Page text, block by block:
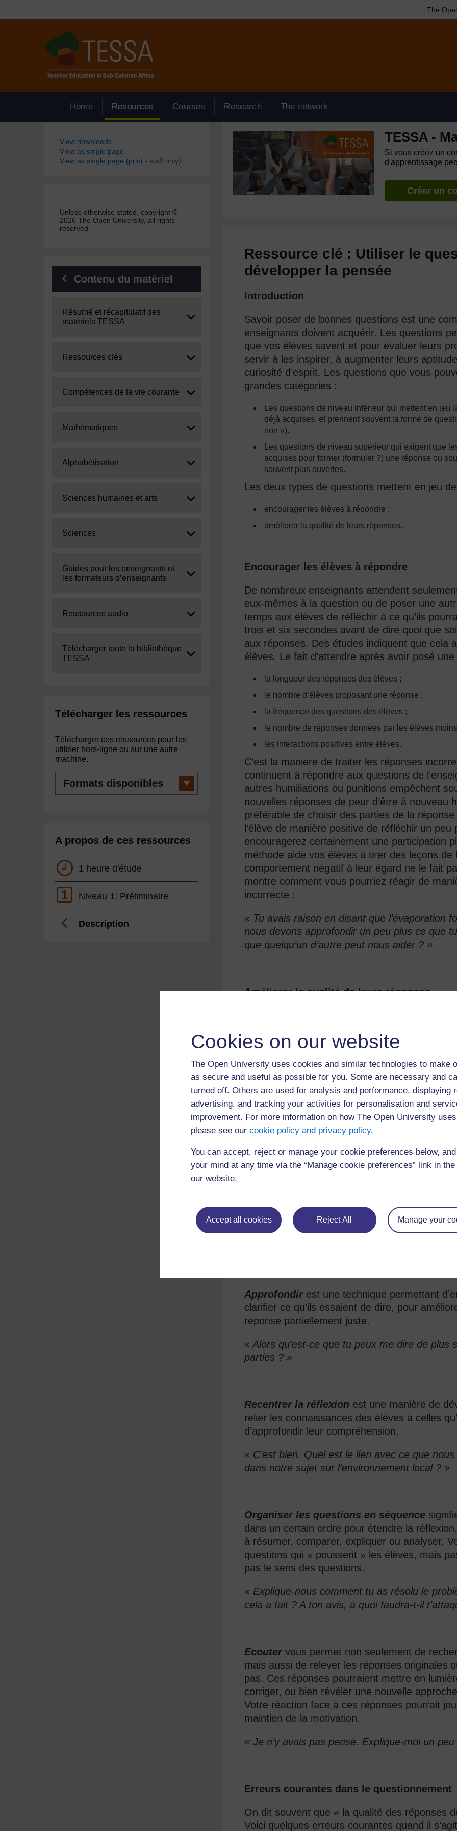
Cookies on our website
The Open University uses cookies and similar technologies to make
as secure and useful as possible for you. Some are necessary and
turned off. Others are used for analysis and performance, displaying
advertising, and tracking your activities for personalisation and
improvement. For more information on how The Open University
please see our cookie policy and privacy policy.
You can accept, reject or manage your cookie preferences below,
your mind at any time via the “Manage cookie preferences” link in
our website.
Accept all cookies Reject All Manage your
The
Home Resources Courses Research The network
Blocs
View downloads
View as single page
View as single page (print - staff only)
Unless otherwise stated, copyright ©
2026 The Open University, all rights
reserved.
Contenu du matériel
Expand
Résumé et récapitulatif des
matériels TESSA
Expand
Ressources clés
Expand
Compétences de la vie courante
Expand
Mathématiques
Expand
Alphabétisation
Expand
Sciences humaines et arts
Expand
Sciences
Expand
Guides pour les enseignants et
les formateurs d’enseignants
Expand
Ressources audio
Expand
Télécharger toute la bibliothèque
TESSA
Télécharger les ressources
Télécharger ces ressources pour les
utiliser hors-ligne ou sur une autre
machine.
disponibles
A propos de ces ressources
1 heure d'étude
1 Niveau 1: Préliminaire
Description
TESSA -
Si vous créez un
d'apprentissage
Créer un
Ressource clé : Utiliser le
développer la pensée
Introduction
Savoir poser de bonnes questions est une
enseignants doivent acquérir. Les questions
que vos élèves savent et pour évaluer leurs
servir à les inspirer, à augmenter leurs
curiosité d’esprit. Les questions que vous
grandes catégories :
Les questions de niveau inférieur qui mettent en
déjà acquises, et prennent souvent la forme de
non »).
Les questions de niveau supérieur qui exigent que
acquises pour former (formuler ?) une réponse ou
souvent plus ouvertes.
Les deux types de questions mettent en jeu
encourager les élèves à répondre ;
améliorer la qualité de leurs réponses.
Encourager les élèves à répondre
De nombreux enseignants attendent
eux-mêmes à la question ou de poser une
temps aux élèves de réfléchir à ce qu’ils
trois et six secondes avant de dire quoi que
aux réponses. Des études indiquent que cela
élèves. Le fait d’attendre après avoir posé
la longueur des réponses des élèves ;
le nombre d’élèves proposant une réponse ;
la fréquence des questions des élèves ;
le nombre de réponses données par les élèves
les interactions positives entre élèves.
C’est la manière de traiter les réponses
continuent à répondre aux questions de
autres humiliations ou punitions empêchent
nouvelles réponses de peur d’être à nouveau
préférable de choisir des parties de la
l’élève de manière positive de réfléchir un
encouragerez certainement une participation
méthode aide vos élèves à tirer des leçons de
comportement négatif à leur égard ne le fait
montre comment vous pourriez réagir de
incorrecte :
« Tu avais raison en disant que l’évaporation
nous devons approfondir un peu plus ce que
que quelqu’un d’autre peut nous aider ? »
Améliorer la qualité de leurs réponses
Le fait d’aider les élèves à réfléchir plus
leurs réponses est un aspect crucial de votre
mieux, vous devez pouvoir :
donner des indices ;
approfondir pour clarifier ;
renforcer les réponses en recentrant la réflexion ;
organiser les questions selon une séquence qui
écouter très soigneusement les réponses des
Donner des indicessignifie que vous ajoutez
développer et améliorer leurs réponses.
de la réponse et par fournir des informations,
donnez d’autres indices.
« Alors que se passerait-il si tu ajoutais un
Approfondir est une technique permettant
clarifier ce qu’ils essaient de dire, pour
réponse partiellement juste.
« Alors qu’est-ce que tu peux me dire de plus
parties ? »
Recentrer la réflexion est une manière de
relier les connaissances des élèves à celles
d’approfondir leur compréhension.
« C’est bien. Quel est le lien avec ce que
dans notre sujet sur l’environnement local ? »
Organiser les questions en séquence
dans un certain ordre pour étendre la
à résumer, comparer, expliquer ou analyser.
questions qui « poussent » les élèves, mais
pas le sens des questions.
« Explique-nous comment tu as résolu le
cela a fait ? A ton avis, à quoi faudra-t-il
Ecoutervous permet non seulement de
mais aussi de relever les réponses originales
pas. Ces réponses pourraient mettre en
corriger, ou bien révéler une nouvelle
Votre réaction face à ces réponses pourrait
maintien de la motivation.
« Je n’y avais pas pensé. Explique-moi un
Erreurs courantes dans le questionnement
On dit souvent que « la qualité des réponses
Voici quelques erreurs courantes quand il